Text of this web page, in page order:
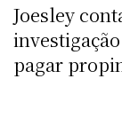
Joesley
pagar